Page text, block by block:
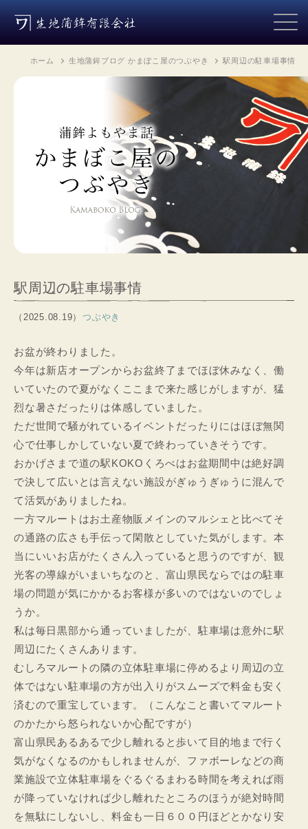
ホーム 生地蒲鉾ブログ かまぼこ屋のつぶやき 駅周辺の駐車場事情
駅周辺の駐車場事情
（2025.08.19） つぶやき
お盆が終わりました。
今年は新店オープンからお盆終了までほぼ休みなく、働
いていたので夏がなくここまで来た感じがしますが、猛
烈な暑さだったりは体感していました。
ただ世間で騒がれているイベントだったりにはほぼ無関
心で仕事しかしていない夏で終わっていきそうです。
おかげさまで道の駅KOKOくろべはお盆期間中は絶好調
で決して広いとは言えない施設がぎゅうぎゅうに混んで
て活気がありましたね。
一方マルートはお土産物販メインのマルシェと比べてそ
の通路の広さも手伝って閑散としていた気がします。本
当にいいお店がたくさん入っていると思うのですが、観
光客の導線がいまいちなのと、富山県民ならではの駐車
場の問題が気にかかるお客様が多いのではないのでしょ
うか。
私は毎日黒部から通っていましたが、駐車場は意外に駅
周辺にたくさんあります。
むしろマルートの隣の立体駐車場に停めるより周辺の立
体ではない駐車場の方が出入りがスムーズで料金も安く
済むので重宝しています。（こんなこと書いてマルート
のかたから怒られないか心配ですが）
富山県民あるあるで少し離れると歩いて目的地まで行く
気がなくなるのかもしれませんが、ファボーレなどの商
業施設で立体駐車場をぐるぐるまわる時間を考えれば雨
が降っていなければ少し離れたところのほうが絶対時間
を無駄にしないし、料金も一日６００円ほどとかなり安